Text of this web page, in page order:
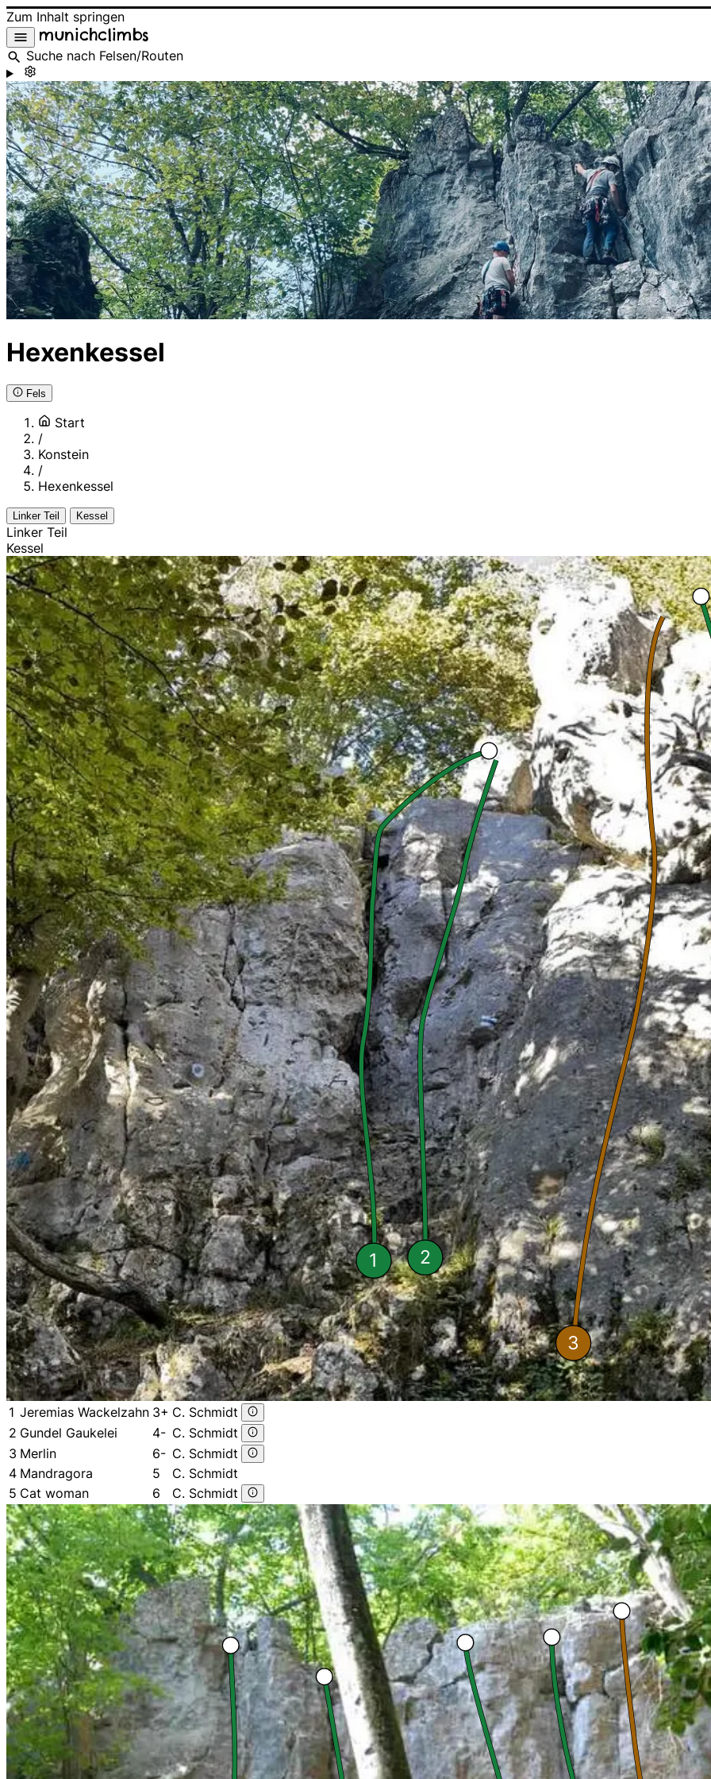
Zum Inhalt springen
munichclimbs
Suche nach Felsen/Routen
Hexenkessel
Fels
Start
/
Konstein
/
Hexenkessel
Linker Teil Kessel
Linker Teil
Kessel
1 2
3
1 Jeremias Wackelzahn 3+ C. Schmidt
2 Gundel Gaukelei 4- C. Schmidt
3 Merlin 6- C. Schmidt
4 Mandragora 5
C. Schmidt
5 Cat woman 6 C. Schmidt